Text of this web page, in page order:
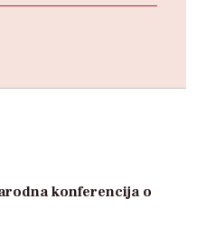
konferencija o